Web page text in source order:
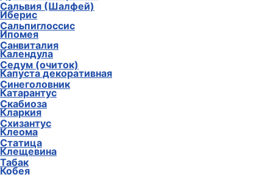
Сальвия (Шалфей)
Сальпиглоссис
Санвиталия
Седум (очиток)
Синеголовник
Скабиоза
Схизантус
Статица
Табак
Иберис
Ипомея
Календула
Капуста декоративная
Катарантус
Кларкия
Клеома
Клещевина
Кобея